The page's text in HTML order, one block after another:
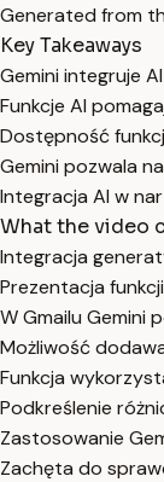
Generated from
Key Takeaways
Gemini integruje
Funkcje AI
Dostępność
Gemini pozwala
Integracja AI w
What the video
Integracja
Prezentacja
W Gmailu Gemini
Możliwość
Funkcja
Podkreślenie
Zastosowanie
Zachęta do